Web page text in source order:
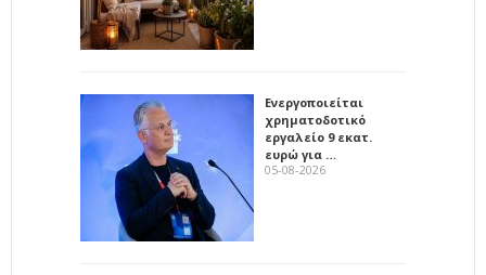
Ενεργοποιείται
χρηματοδοτικό
εργαλείο 9 εκατ.
ευρώ για …
05-08-2026